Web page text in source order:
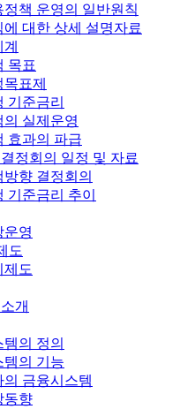
정책 운영의 일반원칙
에 대한 상세 설명자료
목표
표제
기준금리
의 실제운영
효과의 파급
정회의 일정 및 자료
향 결정회의
기준금리 추이
운영
도
제도
개
의 정의
템의 기능
의 금융시스템
동향